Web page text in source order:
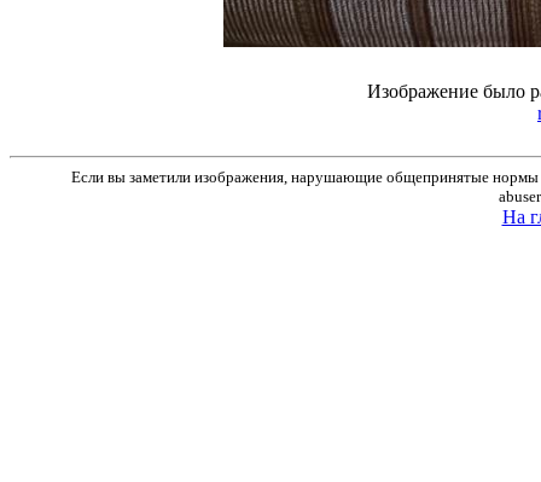
Изображение было
Если вы заметили изображения, нарушающие общепринятые нормы
На